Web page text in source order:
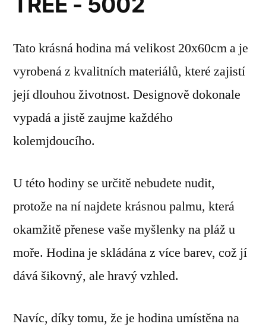
Tato krásná hodina má velikost 20x60cm a je
vyrobená z kvalitních materiálů, které zajistí
její dlouhou životnost. Designově dokonale
vypadá a jistě zaujme každého
kolemjdoucího.
U této hodiny se určitě nebudete nudit,
protože na ní najdete krásnou palmu, která
okamžitě přenese vaše myšlenky na pláž u
moře. Hodina je skládána z více barev, což jí
dává šikovný, ale hravý vzhled.
Navíc, díky tomu, že je hodina umístěna na